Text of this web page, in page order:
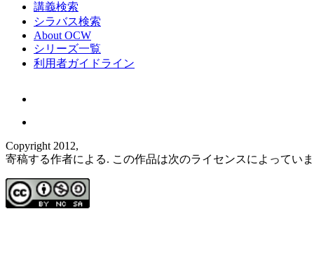
講義検索
シラバス検索
About OCW
シリーズ一覧
利用者ガイドライン
Copyright 2012,
寄稿する作者による. この作品は次のライセンスによってい